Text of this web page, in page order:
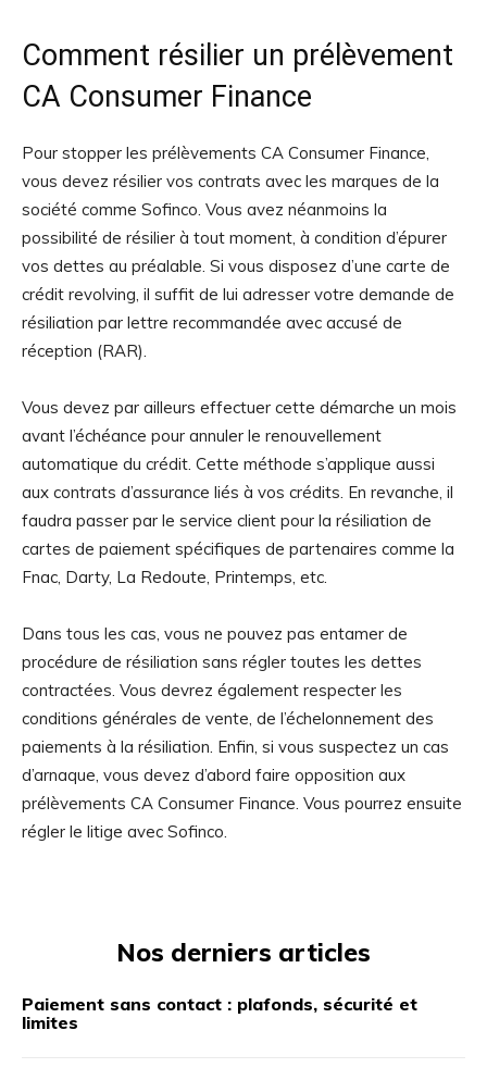
Comment résilier un prélèvement
CA Consumer Finance
Pour stopper les prélèvements CA Consumer Finance,
vous devez résilier vos contrats avec les marques de la
société comme Sofinco. Vous avez néanmoins la
possibilité de résilier à tout moment, à condition d’épurer
vos dettes au préalable. Si vous disposez d’une carte de
crédit revolving, il suffit de lui adresser votre demande de
résiliation par lettre recommandée avec accusé de
réception (RAR).
Vous devez par ailleurs effectuer cette démarche un mois
avant l’échéance pour annuler le renouvellement
automatique du crédit. Cette méthode s’applique aussi
aux contrats d’assurance liés à vos crédits. En revanche, il
faudra passer par le service client pour la résiliation de
cartes de paiement spécifiques de partenaires comme la
Fnac, Darty, La Redoute, Printemps, etc.
Dans tous les cas, vous ne pouvez pas entamer de
procédure de résiliation sans régler toutes les dettes
contractées. Vous devrez également respecter les
conditions générales de vente, de l’échelonnement des
paiements à la résiliation. Enfin, si vous suspectez un cas
d’arnaque, vous devez d’abord faire opposition aux
prélèvements CA Consumer Finance. Vous pourrez ensuite
régler le litige avec Sofinco.
Nos derniers articles
Paiement sans contact : plafonds, sécurité et
limites